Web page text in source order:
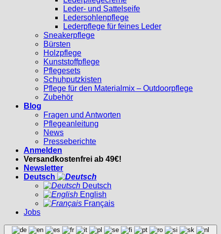
Leder- und Sattelseife
Ledersohlenpflege
Lederpflege für feines Leder
Sneakerpflege
Bürsten
Holzpflege
Kunststoffpflege
Pflegesets
Schuhputzkisten
Pflege für den Materialmix – Outdoorpflege
Zubehör
Blog
Fragen und Antworten
Pflegeanleitung
News
Presseberichte
Anmelden
Versandkostenfrei ab 49€!
Newsletter
Deutsch
Deutsch
English
Français
Jobs